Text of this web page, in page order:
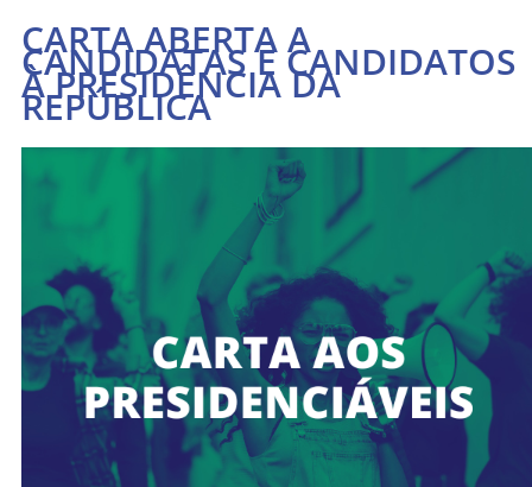
CARTA ABERTA A
CANDIDATAS E CANDIDATOS
À PRESIDÊNCIA DA
REPÚBLICA